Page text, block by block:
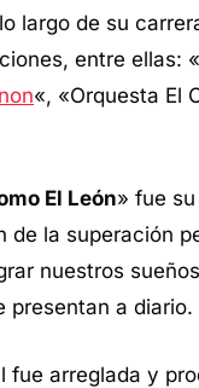
largo de su
entre ellas:
«, «Orquesta El
El León» fue
de la superación
nuestros
presentan a diario.
fue arreglada y